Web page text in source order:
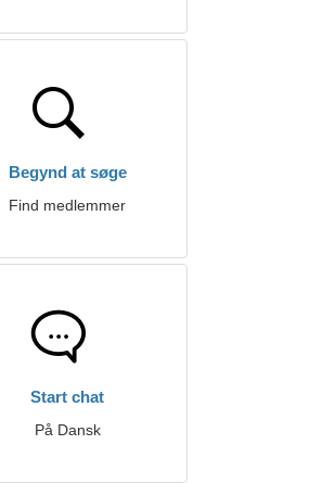
Begynd at søge
Find medlemmer
Start chat
På Dansk